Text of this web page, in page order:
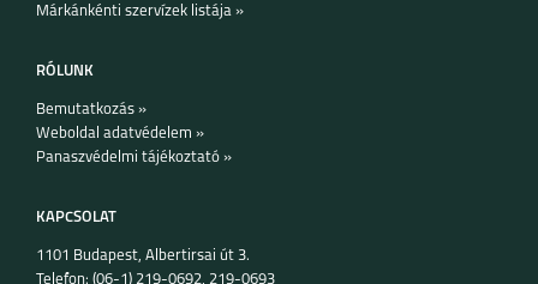
IPHONE 16 PRO
IPHONE 15 PLUS IPHONE 15 PRO
Márkánkénti szervízek listája »
RÓLUNK
Bemutatkozás »
Weboldal adatvédelem »
Panaszvédelmi tájékoztató »
KAPCSOLAT
1101 Budapest, Albertirsai út 3.
Telefon: (06-1) 219-0692, 219-0693